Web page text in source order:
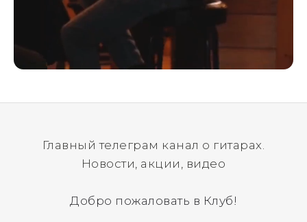
Главный телеграм канал о гитарах.
Новости, акции, видео
Добро пожаловать в Клуб!